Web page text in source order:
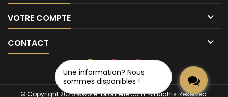
Une information? Nous
sommes disponibles !
VOTRE COMPTE 
CONTACT 
© Copyright 2026 www.e-bijouterie.com. All Rights Reserved.